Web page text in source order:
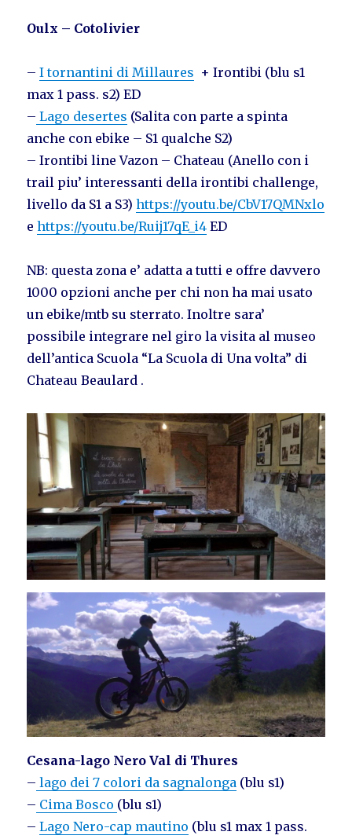
Oulx – Cotolivier
–I tornantini di Millaures + Irontibi (blu s1
max 1 pass. s2) ED
– Lago desertes (Salita con parte a spinta
anche con ebike – S1 qualche S2)
– Irontibi line Vazon – Chateau (Anello con i
trail piu’ interessanti della irontibi challenge,
livello da S1 a S3)https://youtu.be/CbV17QMNxlo
ehttps://youtu.be/Ruij17qE_i4 ED
NB: questa zona e’ adatta a tutti e offre davvero
1000 opzioni anche per chi non ha mai usato
un ebike/mtb su sterrato. Inoltre sara’
possibile integrare nel giro la visita al museo
dell’antica Scuola “La Scuola di Una volta” di
Chateau Beaulard .
Cesana-lago Nero Val di Thures
– lago dei 7 colori da sagnalonga (blu s1)
– Cima Bosco (blu s1)
–Lago Nero-cap mautino (blu s1 max 1 pass.